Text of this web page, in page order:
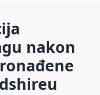
nakon